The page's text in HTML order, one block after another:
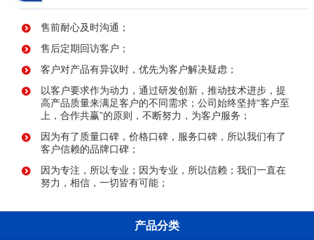
售前耐心及时沟通；
售后定期回访客户；
客户对产品有异议时，优先为客户解决疑虑；
以客户要求作为动力，通过研发创新，推动技术进步，提
高产品质量来满足客户的不同需求；公司始终坚持“客户至
上，合作共赢”的原则，不断努力，为客户服务；
因为有了质量口碑，价格口碑，服务口碑，所以我们有了
客户信赖的品牌口碑；
因为专注，所以专业；因为专业，所以信赖；我们一直在
努力，相信，一切皆有可能；
产品分类